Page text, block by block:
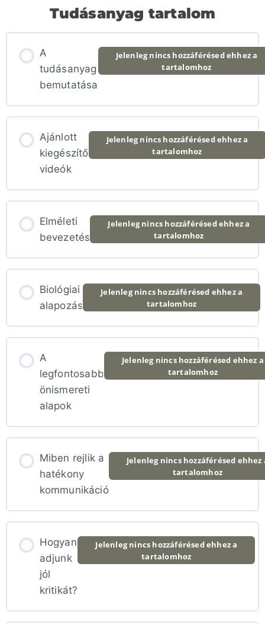
Tudásanyag tartalom
A
tudásanyag
bemutatása
Jelenleg nincs hozzáférésed ehhez a
tartalomhoz
Ajánlott
kiegészítő
videók
Jelenleg nincs hozzáférésed ehhez a
tartalomhoz
Elméleti
bevezetés
Jelenleg nincs hozzáférésed ehhez a
tartalomhoz
Biológiai
alapozás
Jelenleg nincs hozzáférésed ehhez a
tartalomhoz
A
legfontosabb
önismereti
alapok
Jelenleg nincs hozzáférésed ehhez a
tartalomhoz
Miben rejlik a
hatékony
kommunikáció
Jelenleg nincs hozzáférésed ehhez
tartalomhoz
Hogyan
adjunk
jól
kritikát?
Jelenleg nincs hozzáférésed ehhez a
tartalomhoz